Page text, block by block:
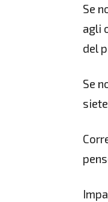
Se
agli
del
Se